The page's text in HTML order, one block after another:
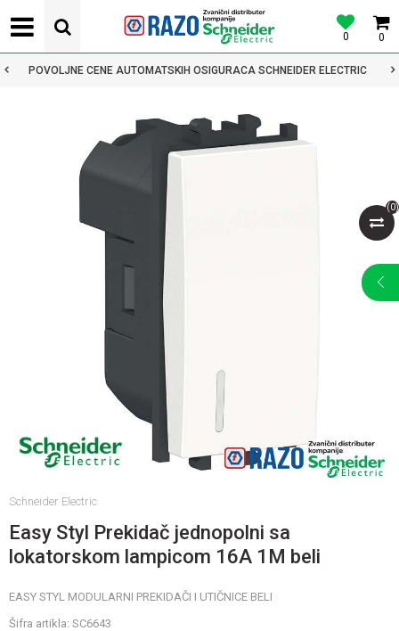
0
0
POVOLJNE CENE AUTOMATSKIH OSIGURACA SCHNEIDER ELECTRIC
(0)
Schneider Electric
Easy Styl Prekidač jednopolni sa
lokatorskom lampicom 16A 1M beli
EASY STYL MODULARNI PREKIDAČI I UTIČNICE BELI
Šifra artikla: SC6643